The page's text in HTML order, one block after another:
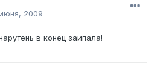
2009
в конец заипала!